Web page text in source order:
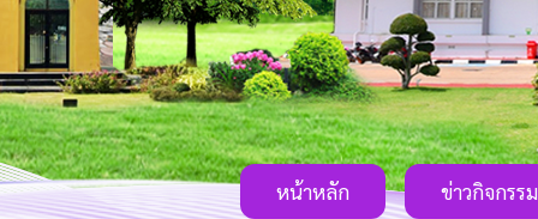
หน้าหลัก ข่าวกิจกรรม